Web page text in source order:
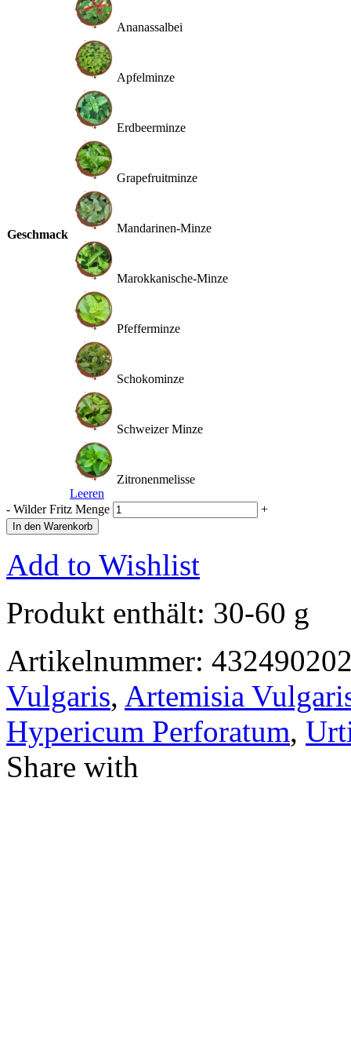
Geschmack
Ananassalbei
Apfelminze
Erdbeerminze
Grapefruitminze
Mandarinen-Minze
Marokkanische-Minze
Pfefferminze
Schokominze
Schweizer Minze
Zitronenmelisse
Leeren
- Wilder Fritz Menge +
In den Warenkorb
Add to Wishlist
Produkt enthält: 30-60 g
Artikelnummer:
Vulgaris, Artemisia
Hypericum Perforatum,
Share with